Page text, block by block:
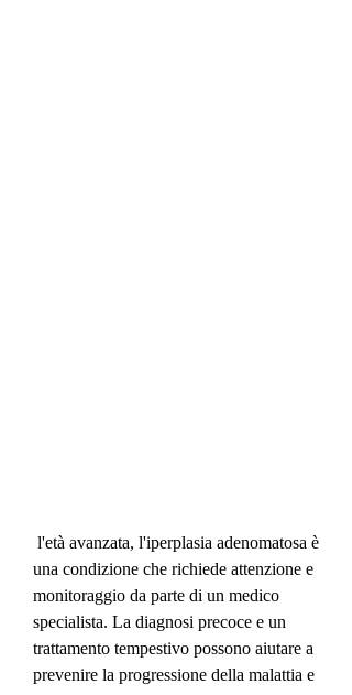
una condizione che richiede attenzione e
monitoraggio da parte di un medico
specialista. La diagnosi precoce e un
trattamento tempestivo possono aiutare a
prevenire la progressione della malattia e